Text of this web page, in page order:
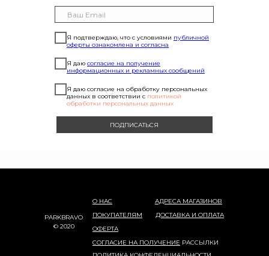
Я подтверждаю, что с условиями публичной
оферты ознакомлена и согласна
Я даю согласие на получение
информационных и рекламных сообщений
Я даю согласие на обработку персональных
данных в соответствии с политикой
обработки персональных данных
ПОДПИСАТЬСЯ
О НАС
АДРЕСА МАГАЗИНОВ
ПОКУПАТЕЛЯМ
PARKBRAVO
© 2020
СОГЛАСИЕ НА ПОЛУЧЕНИЕ РАССЫЛКИ
ОФЕРТА
ДОСТАВКА И ОПЛАТА